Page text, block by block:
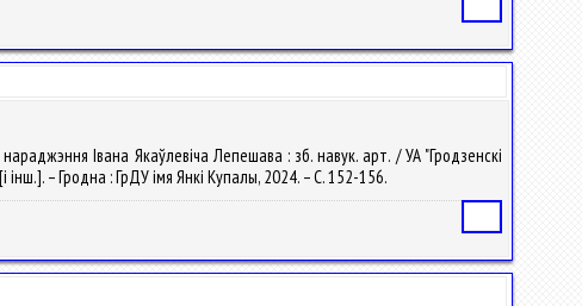
Івана Якаўлевіча Лепешава : зб. навук. арт. / УА "Гродзенскі
інш.]. – Гродна : ГрДУ імя Янкі Купалы, 2024. – С. 152-156.